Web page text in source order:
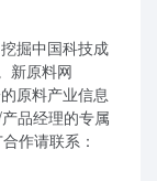
掘中国科技成
新原料网
原料产业信息
品经理的专属
作请联系：